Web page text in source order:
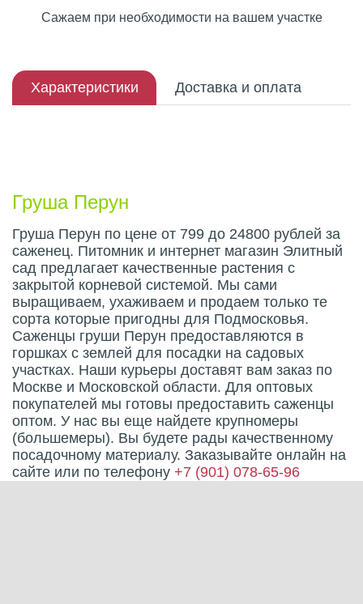
Сажаем при необходимости на вашем участке
Характеристики Доставка и оплата
Груша Перун
Груша Перун по цене от 799 до 24800 рублей за
саженец. Питомник и интернет магазин Элитный
сад предлагает качественные растения с
закрытой корневой системой. Мы сами
выращиваем, ухаживаем и продаем только те
сорта которые пригодны для Подмосковья.
Саженцы груши Перун предоставляются в
горшках с землей для посадки на садовых
участках. Наши курьеры доставят вам заказ по
Москве и Московской области. Для оптовых
покупателей мы готовы предоставить саженцы
оптом. У нас вы еще найдете крупномеры
(большемеры). Вы будете рады качественному
посадочному материалу. Заказывайте онлайн на
сайте или по телефону +7 (901) 078-65-96